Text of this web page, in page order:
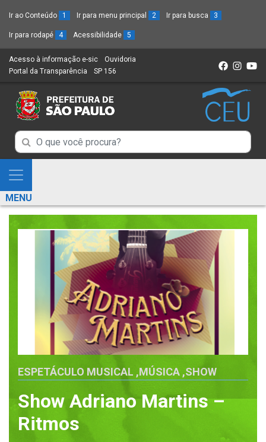
Ir ao Conteúdo 1 Ir para menu principal 2 Ir para busca 3
Ir para rodapé 4 Acessibilidade 5
Acesso à informação e-sic (Link
para
novo
sítio)
Ouvidoria
Portal da Transparência (Link
um
novo
SP 156
Campo
de
Busca
de
informações
Campo
de
de
informações
Mostra
e
Esconde
Menu
MENU
ESPETÁCULO MUSICAL ,MÚSICA ,SHOW
Show Adriano Martins –
Ritmos